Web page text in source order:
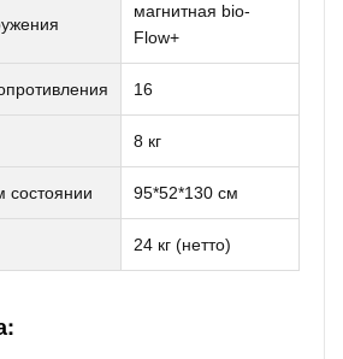
магнитная bio-
Flow+
16
8 кг
состоянии 95*52*130 см
24 кг (нетто)